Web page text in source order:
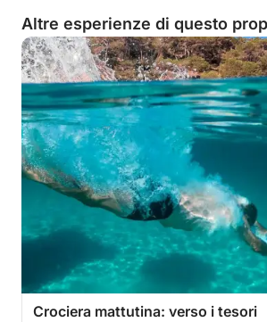
Altre esperienze di questo
Crociera mattutina: verso i tesori